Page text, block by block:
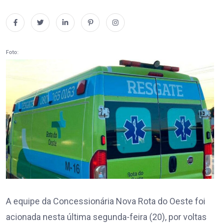
Foto:
A equipe da Concessionária Nova Rota do Oeste foi
acionada nesta última segunda-feira (20), por voltas